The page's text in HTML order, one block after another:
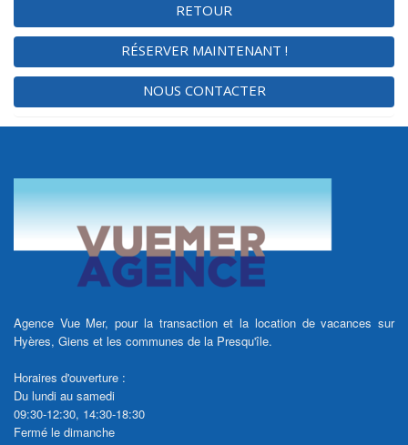
RETOUR
RÉSERVER MAINTENANT !
NOUS CONTACTER
Agence Vue Mer, pour la transaction et la location de vacances sur
Hyères, Giens et les communes de la Presqu'île.
Horaires d'ouverture :
Du lundi au samedi
09:30-12:30, 14:30-18:30
Fermé le dimanche